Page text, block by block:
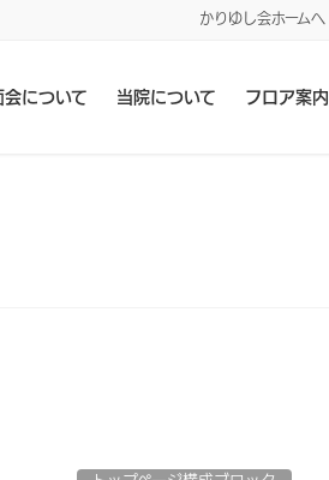
かりゆし会ホームへ
会について 当院について フロア案内